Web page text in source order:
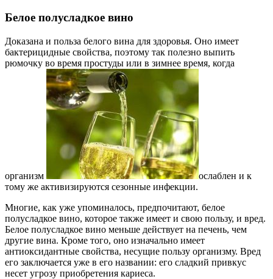
Белое полусладкое вино
Доказана и польза белого вина для здоровья. Оно имеет
бактерицидные свойства, поэтому так полезно выпить
рюмочку во время простуды или в зимнее время, когда
организм
ослаблен и к
тому же активизируются сезонные инфекции.
Многие, как уже упоминалось, предпочитают, белое
полусладкое вино, которое также имеет и свою пользу, и вред.
Белое полусладкое вино меньше действует на печень, чем
другие вина. Кроме того, оно изначально имеет
антиоксидантные свойства, несущие пользу организму. Вред
его заключается уже в его названии: его сладкий привкус
несет угрозу приобретения кариеса.